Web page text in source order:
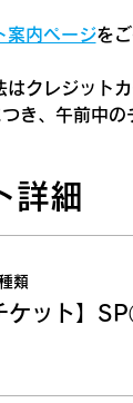
案内ページを
クレジット
き、午前中の
詳細
類
ケット】